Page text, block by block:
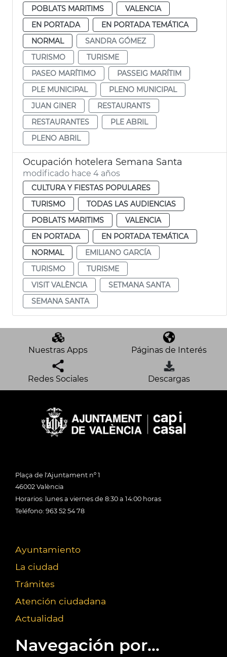
POBLATS MARITIMS
VALENCIA
EN PORTADA
EN PORTADA TEMÁTICA
NORMAL
SANDRA GÓMEZ
TURISMO
TURISME
PASEO MARÍTIMO
PASSEIG MARÍTIM
PLE MUNICIPAL
PLENO MUNICIPAL
JUAN GINER
RESTAURANTS
RESTAURANTES
PLE ABRIL
PLENO ABRIL
Ocupación hotelera Semana Santa
modificado hace 4 años
CULTURA Y FIESTAS POPULARES
TURISMO
TODAS LAS AUDIENCIAS
POBLATS MARITIMS
VALENCIA
EN PORTADA
EN PORTADA TEMÁTICA
NORMAL
EMILIANO GARCÍA
TURISMO
TURISME
VISIT VALÈNCIA
SETMANA SANTA
SEMANA SANTA
Nuestras Apps Páginas de Interés
Redes Sociales Descargas
Plaça de l'Ajuntament nº 1
46002 València
Horarios: lunes a viernes de 8:30 a 14:00 horas
Teléfono: 963 52 54 78
Ayuntamiento
La ciudad
Trámites
Atención ciudadana
Actualidad
Navegación por...